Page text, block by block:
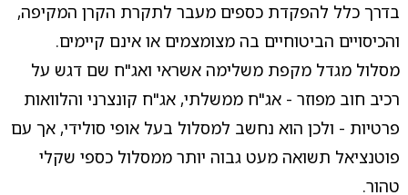
בדרך כלל להפקדת כספים מעבר לתקרת הקרן המקיפה,
והכיסויים הביטוחיים בה מצומצמים או אינם קיימים.
מסלול מגדל מקפת משלימה אשראי ואג"ח שם דגש על
רכיב חוב מפוזר - אג"ח ממשלתי, אג"ח קונצרני והלוואות
פרטיות - ולכן הוא נחשב למסלול בעל אופי סולידי, אך עם
פוטנציאל תשואה מעט גבוה יותר ממסלול כספי שקלי
טהור.